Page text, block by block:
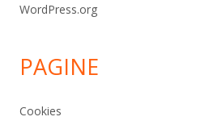
WordPress.org
PAGINE
Cookies